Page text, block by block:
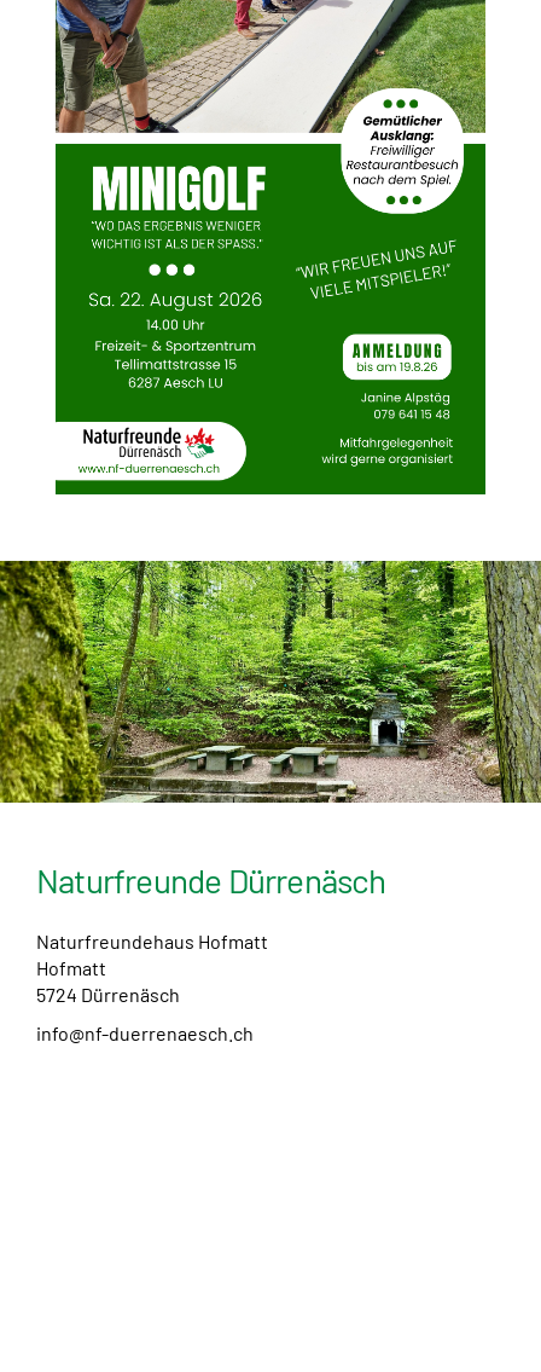
Naturfreunde Dürrenäsch
Naturfreundehaus Hofmatt
Hofmatt
5724 Dürrenäsch
info@nf-duerrenaesch.ch